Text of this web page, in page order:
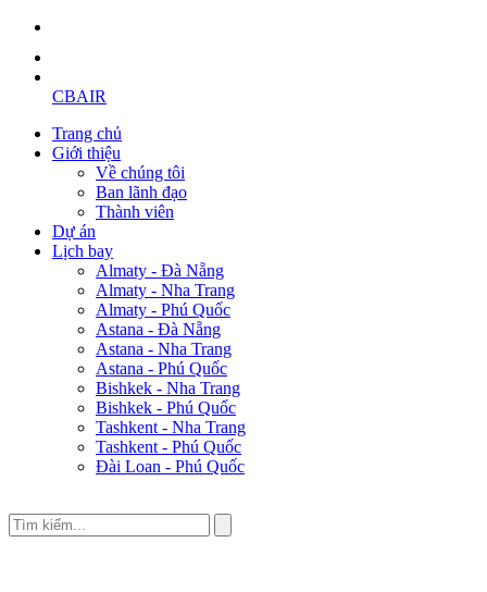
CBAIR
Trang chủ
Giới thiệu
Về chúng tôi
Ban lãnh đạo
Thành viên
Dự án
Lịch bay
Almaty - Đà Nẵng
Almaty - Nha Trang
Almaty - Phú Quốc
Astana - Đà Nẵng
Astana - Nha Trang
Astana - Phú Quốc
Bishkek - Nha Trang
Bishkek - Phú Quốc
Tashkent - Nha Trang
Tashkent - Phú Quốc
Đài Loan - Phú Quốc